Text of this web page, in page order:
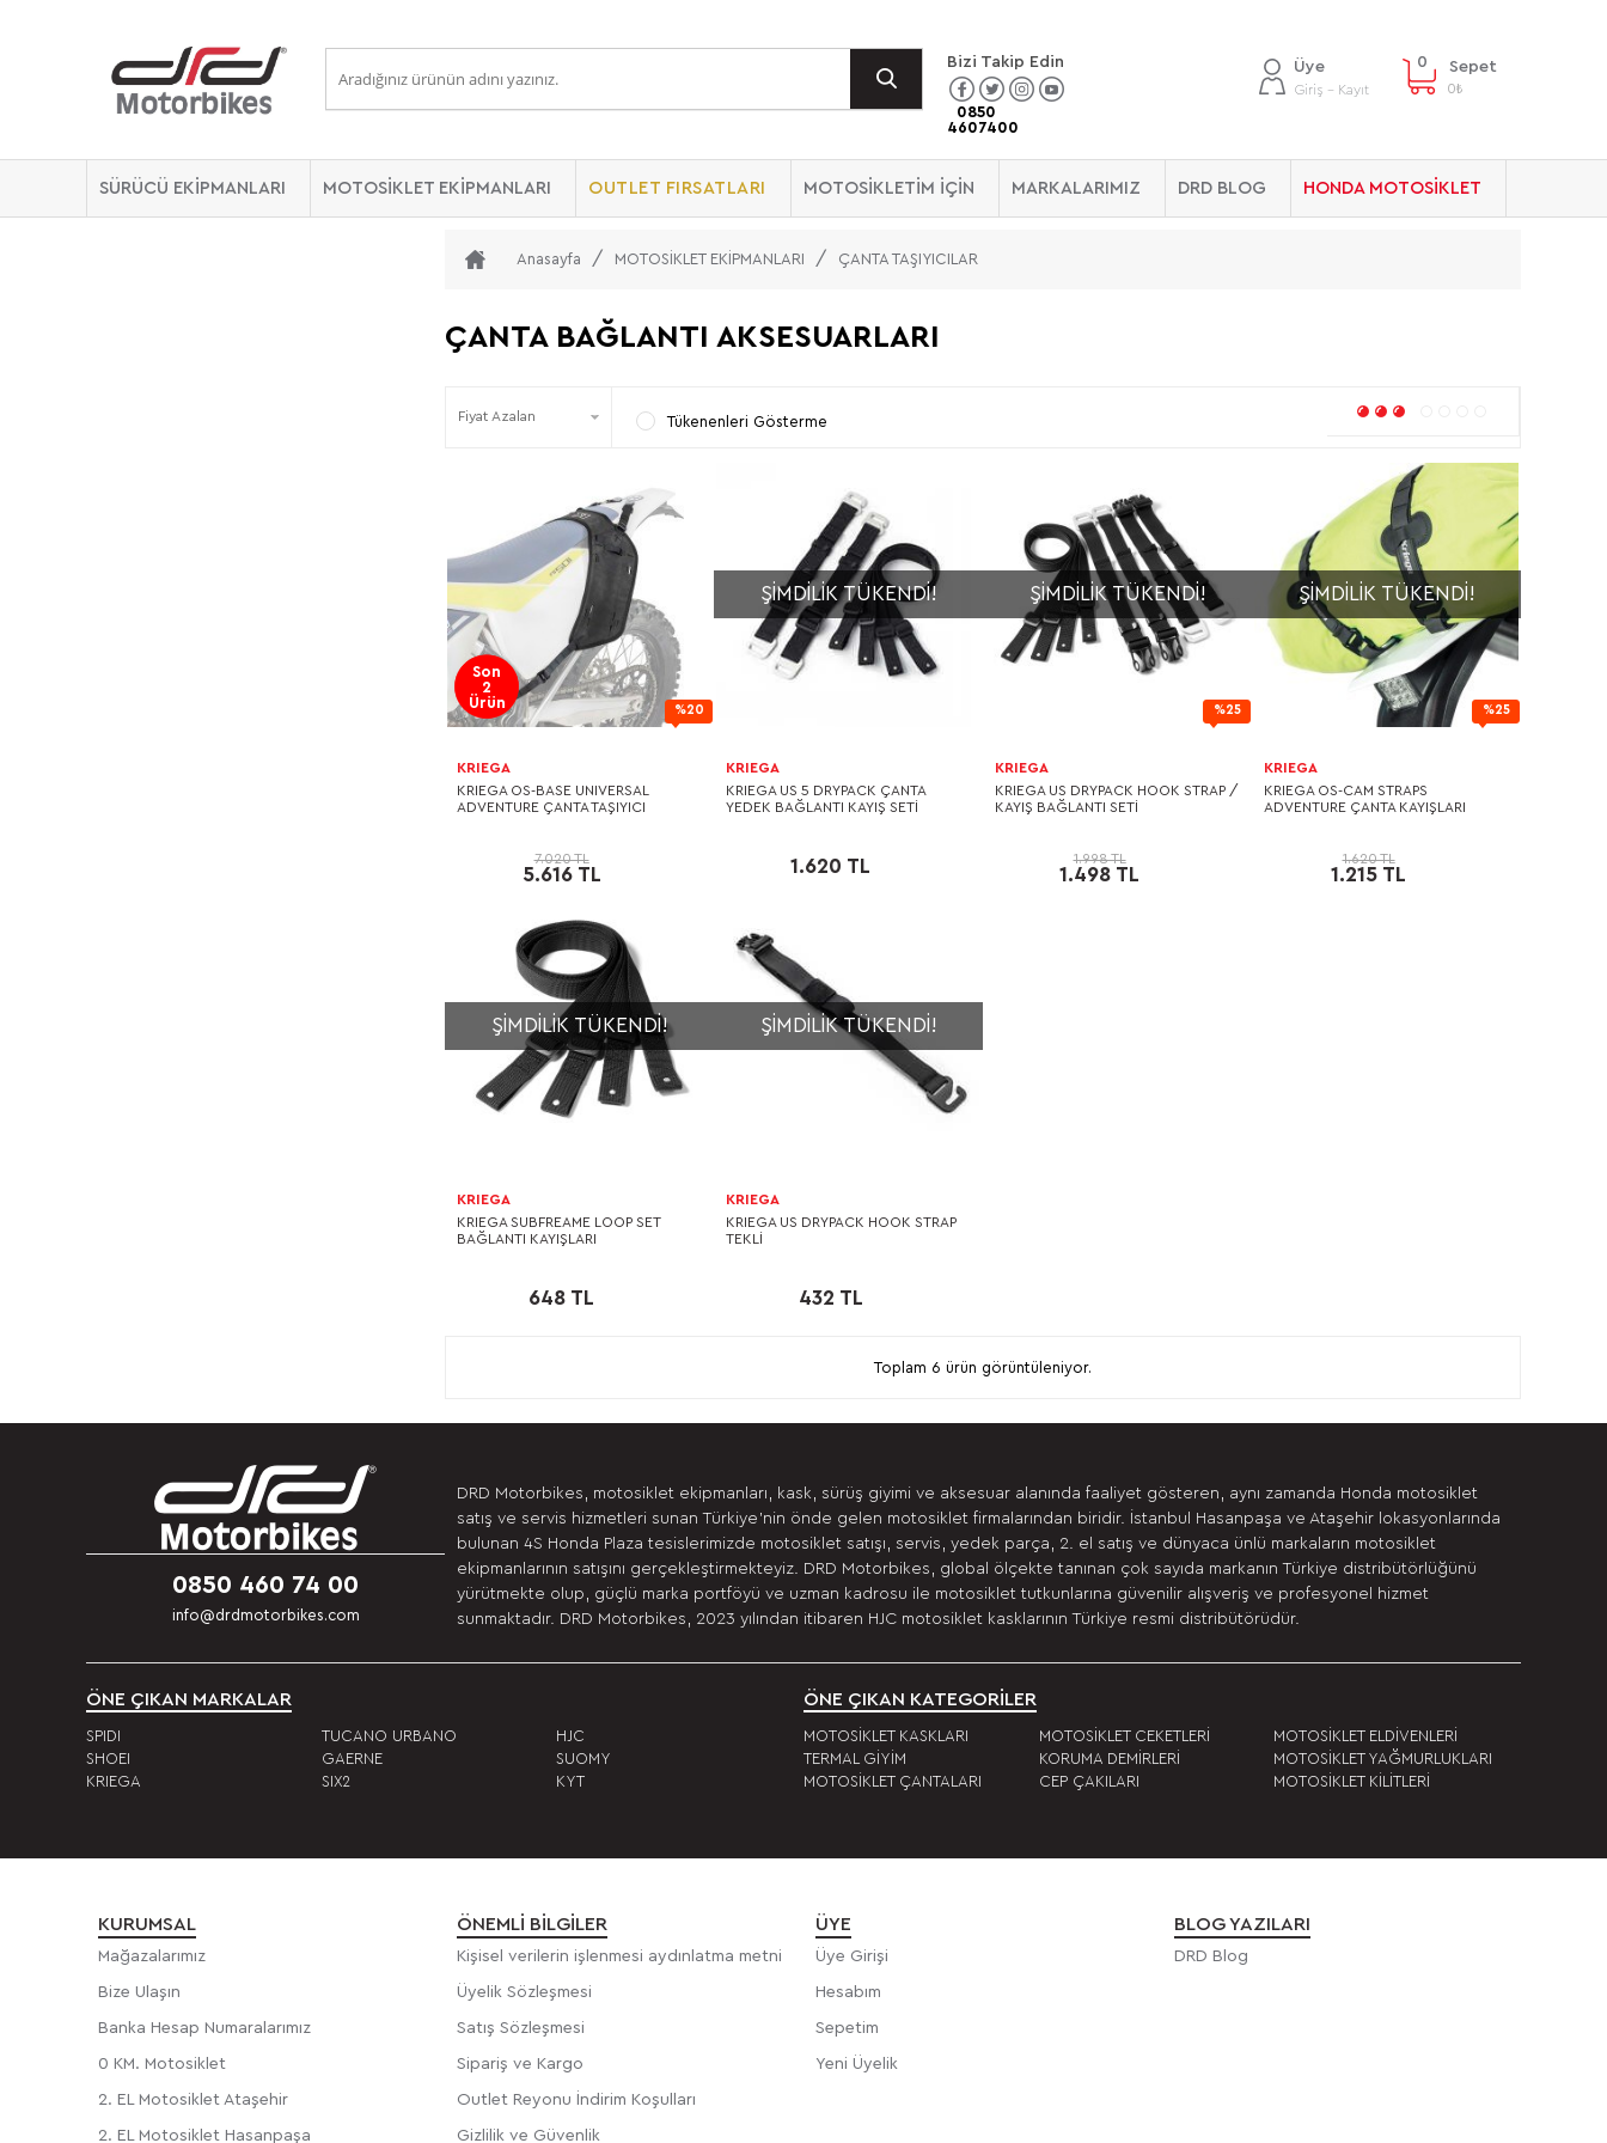
Bizi Takip Edin
0850
4607400
Sepet
0₺
0
Üye
Giriş - Kayıt
SÜRÜCÜ EKİPMANLARI MOTOSİKLET EKİPMANLARI OUTLET FIRSATLARI MOTOSİKLETİM İÇİN MARKALARIMIZ DRD BLOG HONDA MOTOSİKLET
Anasayfa MOTOSİKLET EKİPMANLARI ÇANTA TAŞIYICILAR
ÇANTA BAĞLANTI AKSESUARLARI
Tükenenleri Gösterme
%20
Son
2
Ürün
KRIEGA
KRIEGA OS-BASE UNIVERSAL
ADVENTURE ÇANTA TAŞIYICI
7.020 TL
5.616 TL
ŞIMDILIK TÜKENDI!
KRIEGA
KRIEGA US 5 DRYPACK ÇANTA
YEDEK BAĞLANTI KAYIŞ SETİ
1.620 TL
%25
ŞIMDILIK TÜKENDI!
KRIEGA
KRIEGA US DRYPACK HOOK STRAP /
KAYIŞ BAĞLANTI SETİ
1.998 TL
1.498 TL
%25
ŞIMDILIK TÜKENDI!
KRIEGA
KRIEGA OS-CAM STRAPS
ADVENTURE ÇANTA KAYIŞLARI
1.620 TL
1.215 TL
ŞIMDILIK TÜKENDI!
KRIEGA
KRIEGA SUBFREAME LOOP SET
BAĞLANTI KAYIŞLARI
648 TL
ŞIMDILIK TÜKENDI!
KRIEGA
KRIEGA US DRYPACK HOOK STRAP
TEKLİ
432 TL
Toplam 6 ürün görüntüleniyor.
0850 460 74 00
info@drdmotorbikes.com
DRD Motorbikes, motosiklet ekipmanları, kask, sürüş giyimi ve aksesuar alanında faaliyet gösteren, aynı zamanda Honda motosiklet
satış ve servis hizmetleri sunan Türkiye’nin önde gelen motosiklet firmalarından biridir. İstanbul Hasanpaşa ve Ataşehir lokasyonlarında
bulunan 4S Honda Plaza tesislerimizde motosiklet satışı, servis, yedek parça, 2. el satış ve dünyaca ünlü markaların motosiklet
ekipmanlarının satışını gerçekleştirmekteyiz. DRD Motorbikes, global ölçekte tanınan çok sayıda markanın Türkiye distribütörlüğünü
yürütmekte olup, güçlü marka portföyü ve uzman kadrosu ile motosiklet tutkunlarına güvenilir alışveriş ve profesyonel hizmet
sunmaktadır. DRD Motorbikes, 2023 yılından itibaren HJC motosiklet kasklarının Türkiye resmi distribütörüdür.
ÖNE ÇIKAN MARKALAR
SPIDI TUCANO URBANO
HJC
SHOEI
GAERNE
SUOMY
KRIEGA
SIX2 KYT
ÖNE ÇIKAN KATEGORİLER
MOTOSİKLET KASKLARI MOTOSİKLET CEKETLERİ
MOTOSİKLET ELDİVENLERİ
TERMAL GİYİM
KORUMA DEMİRLERİ
MOTOSİKLET YAĞMURLUKLARI
MOTOSİKLET ÇANTALARI
CEP ÇAKILARI MOTOSİKLET KİLİTLERİ
KURUMSAL
Mağazalarımız
Bize Ulaşın
Banka Hesap Numaralarımız
0 KM. Motosiklet
2. EL Motosiklet Ataşehir
2. EL Motosiklet Hasanpaşa
ÖNEMLI BILGILER
Kişisel verilerin işlenmesi aydınlatma metni
Üyelik Sözleşmesi
Satış Sözleşmesi
Sipariş ve Kargo
Outlet Reyonu İndirim Koşulları
Gizlilik ve Güvenlik
ÜYE
Üye Girişi
Hesabım
Sepetim
Yeni Üyelik
BLOG YAZILARI
DRD Blog